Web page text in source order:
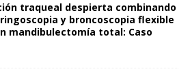
traqueal despierta combinando
y broncoscopia flexible
mandibulectomía total: Caso